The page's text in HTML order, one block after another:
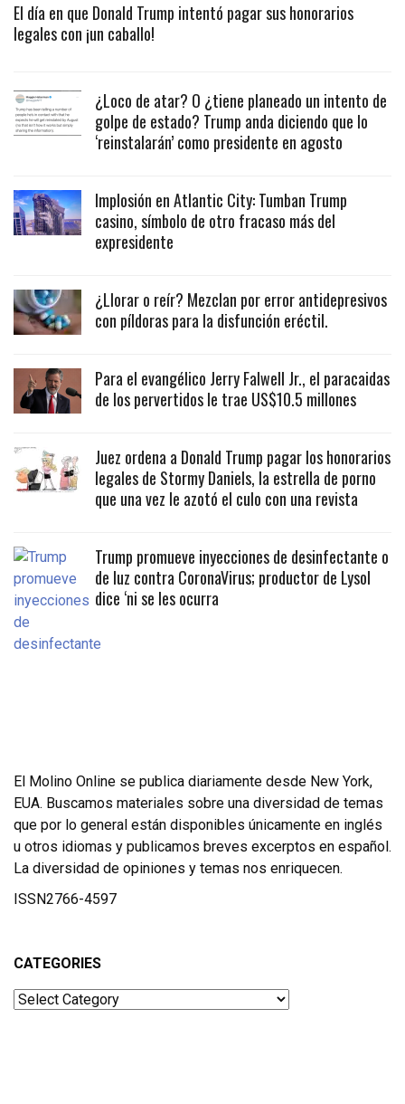
El día en que Donald Trump intentó pagar sus honorarios
legales con ¡un caballo!
¿Loco de atar? O ¿tiene planeado un intento de
golpe de estado? Trump anda diciendo que lo
‘reinstalarán’ como presidente en agosto
Implosión en Atlantic City: Tumban Trump
casino, símbolo de otro fracaso más del
expresidente
¿Llorar o reír? Mezclan por error antidepresivos
con píldoras para la disfunción eréctil.
Para el evangélico Jerry Falwell Jr., el paracaidas
de los pervertidos le trae US$10.5 millones
Juez ordena a Donald Trump pagar los honorarios
legales de Stormy Daniels, la estrella de porno
que una vez le azotó el culo con una revista
Trump promueve inyecciones de desinfectante o
de luz contra CoronaVirus; productor de Lysol
dice ‘ni se les ocurra
El Molino Online se publica diariamente desde New York,
EUA. Buscamos materiales sobre una diversidad de temas
que por lo general están disponibles únicamente en inglés
u otros idiomas y publicamos breves excerptos en español.
La diversidad de opiniones y temas nos enriquecen.
ISSN2766-4597
CATEGORIES
Categories